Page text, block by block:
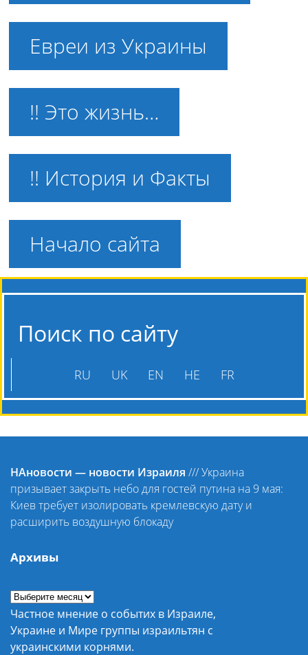
Евреи из Украины
!! Это жизнь…
!! История и Факты
Начало сайта
Поиск по сайту
RU UK EN HE FR
НАновости — новости Израиля ///Украина
призывает закрыть небо для гостей путина на 9 мая:
Киев требует изолировать кремлевскую дату и
расширить воздушную блокаду
Архивы
Частное мнение о событих в Израиле,
Украине и Мире группы израильтян с
украинскими корнями.